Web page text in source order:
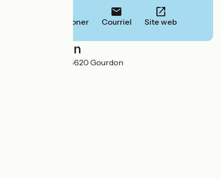
Téléphoner Courriel Site web
Localisation
Voie du Berger 06620 Gourdon